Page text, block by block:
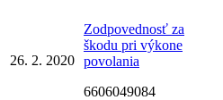
26. 2. 2020
Zodpovednosť za
škodu pri výkone
povolania
6606049084